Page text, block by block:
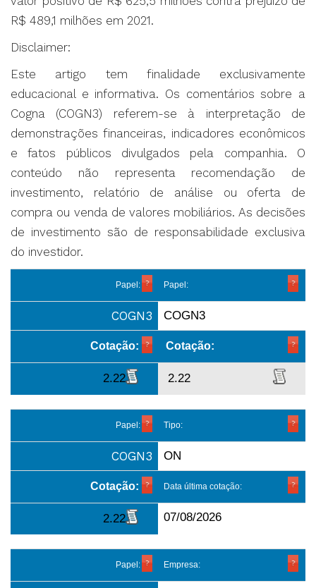
R$ 489,1 milhões em 2021.
Disclaimer:
Este artigo tem finalidade exclusivamente
educacional e informativa. Os comentários sobre a
Cogna (COGN3) referem-se à interpretação de
demonstrações financeiras, indicadores econômicos
e fatos públicos divulgados pela companhia. O
conteúdo não representa recomendação de
investimento, relatório de análise ou oferta de
compra ou venda de valores mobiliários. As decisões
de investimento são de responsabilidade exclusiva
do investidor.
Papel: Papel:
COGN3 COGN3
Cotação: Cotação:
2.22 2.22
Papel: Tipo:
COGN3 ON
Cotação: Data última cotação:
2.22 07/08/2026
Papel: Empresa: